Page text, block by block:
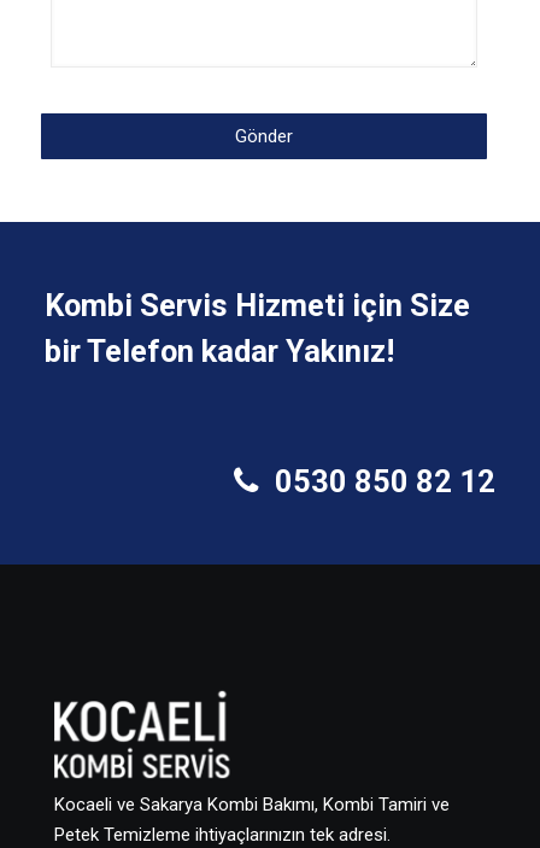
Kombi Servis Hizmeti için Size
bir Telefon kadar Yakınız!
0530 850 82 12
Kocaeli ve Sakarya Kombi Bakımı, Kombi Tamiri ve
Petek Temizleme ihtiyaçlarınızın tek adresi.